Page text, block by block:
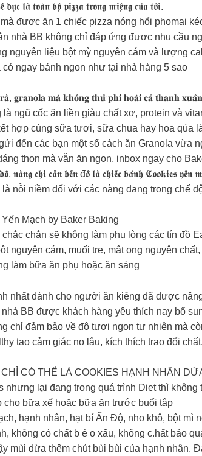
𝖑𝖆̀ 𝖙𝖔𝖆̀𝖓 𝖇𝖔̣̂ 𝖕𝖎𝖟𝖟𝖆 𝖙𝖗𝖔𝖓𝖌 𝖒𝖎𝖊̣̂𝖓𝖌 𝖈𝖚̉𝖆 𝖙𝖔̂𝖎.
được ăn 1 chiếc pizza nóng hổi phomai
nhà BB không chỉ đáp ứng được nhu cầu
nguyên liệu bột mỳ nguyên cám và lượng
ngay bánh ngon như tại nhà hàng 5 sao
𝐠𝐫𝐚𝐧𝐨𝐥𝐚 𝐦𝐚̀ 𝐤𝐡𝐨̂𝐧𝐠 𝐭𝐡𝐮̛̉ 𝐩𝐡𝐢́ 𝐡𝐨𝐚̀𝐢 𝐜𝐚̉ 𝐭𝐡𝐚𝐧𝐡
ngũ cốc ăn liền giàu chất xơ, protein và
hợp cùng sữa tươi, sữa chua hay hoa qủa
đến các bạn một số cách ăn Granola vừa
thon mà vẫn ăn ngon, inbox ngay cho
𝖓𝖆̀𝖓𝖌 𝖈𝖍𝖎̉ 𝖈𝖆̂̀𝖓 𝖇𝖊̂́𝖓 đ𝖔̂̃ 𝖑𝖆̀ 𝖈𝖍𝖎𝖊̂́𝖈 𝖇𝖆́𝖓𝖍 𝕮𝖔𝖔𝖐𝖎𝖊𝖘 𝖞𝖊̂́𝖓
nỗi niềm đối với các nàng đang trong chế
Mạch by Baker Baking
chắn sẽ không làm phụ lòng các tín đồ
nguyên cám, muối tre, mật ong nguyên
làm bữa ăn phụ hoặc ăn sáng
nhất dành cho người ăn kiêng đã được
BB được khách hàng yêu thích nay bổ
chỉ đảm bảo về độ tươi ngon tự nhiên mà
tạo cảm giác no lâu, kích thích trao đổi
CÓ THỂ LÀ COOKIES HẠNH NHÂN
nhưng lại đang trong quá trình Diet thì
cho bữa xế hoặc bữa ăn trước buổi tập
hạnh nhân, hạt bí Ấn Độ, nho khô, bột
không có chất b é o xấu, không c.hất bảo
mùi dừa thêm chút bùi bùi của hạnh nhân.